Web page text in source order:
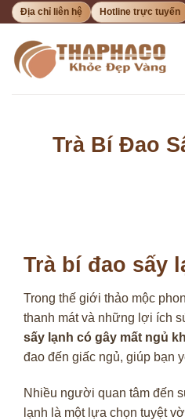
Bỏ
nội
dung
Địa chỉ liên hệ Hotline trực tuyến
Trà Bí Đao
Trà bí đao sấy
Trong thế giới thảo mộc
thanh mát và những lợi ích
sấy lạnh có gây mất ngủ
đao đến giấc ngủ, giúp bạn
Nhiều người quan tâm đến
lạnh là một lựa chọn tuyệt